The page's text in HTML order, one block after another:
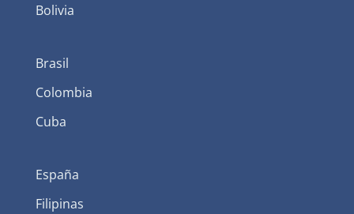
Bolivia
Brasil
Colombia
Cuba
España
Filipinas